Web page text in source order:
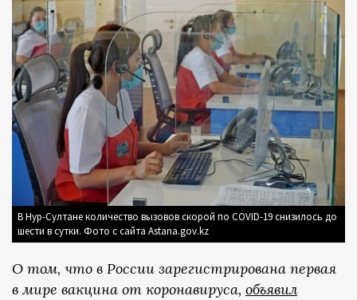
В Нур-Султане количество вызовов скорой по COVID-19 снизилось до
шести в сутки. Фото с сайта Astana.gov.kz
О том, что в России зарегистрирована первая
в мире вакцина от коронавируса, объявил